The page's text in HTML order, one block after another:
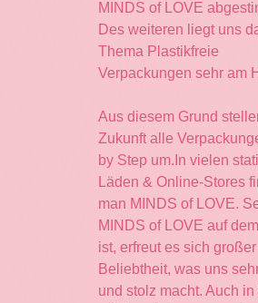
MINDS of LOVE
Des weiteren liegt uns
Thema Plastikfreie
Verpackungen sehr am
Aus diesem Grund
Zukunft alle
by Step um.In vielen
Läden & Online-Stores
man MINDS of LOVE.
MINDS of LOVE auf
ist, erfreut es sich großer
Beliebtheit, was uns
und stolz macht. Auch in